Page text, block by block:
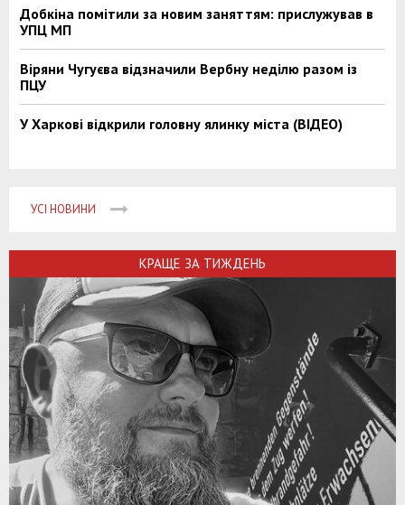
Добкіна помітили за новим заняттям: прислужував в
УПЦ МП
Віряни Чугуєва відзначили Вербну неділю разом із
ПЦУ
У Харкові відкрили головну ялинку міста (ВІДЕО)
УСІ НОВИНИ
КРАЩЕ ЗА ТИЖДЕНЬ